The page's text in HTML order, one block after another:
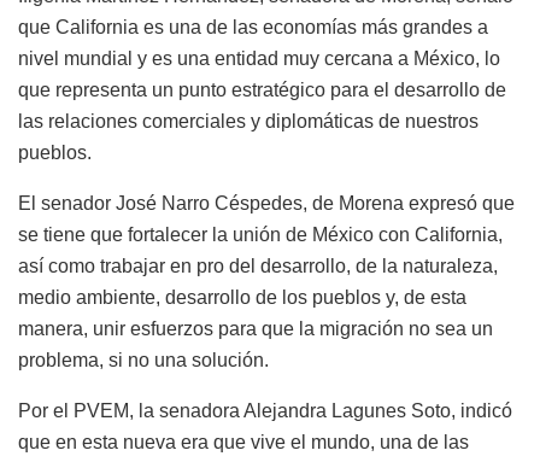
que California es una de las economías más grandes a
nivel mundial y es una entidad muy cercana a México, lo
que representa un punto estratégico para el desarrollo de
las relaciones comerciales y diplomáticas de nuestros
pueblos.
El senador José Narro Céspedes, de Morena expresó que
se tiene que fortalecer la unión de México con California,
así como trabajar en pro del desarrollo, de la naturaleza,
medio ambiente, desarrollo de los pueblos y, de esta
manera, unir esfuerzos para que la migración no sea un
problema, si no una solución.
Por el PVEM, la senadora Alejandra Lagunes Soto, indicó
que en esta nueva era que vive el mundo, una de las